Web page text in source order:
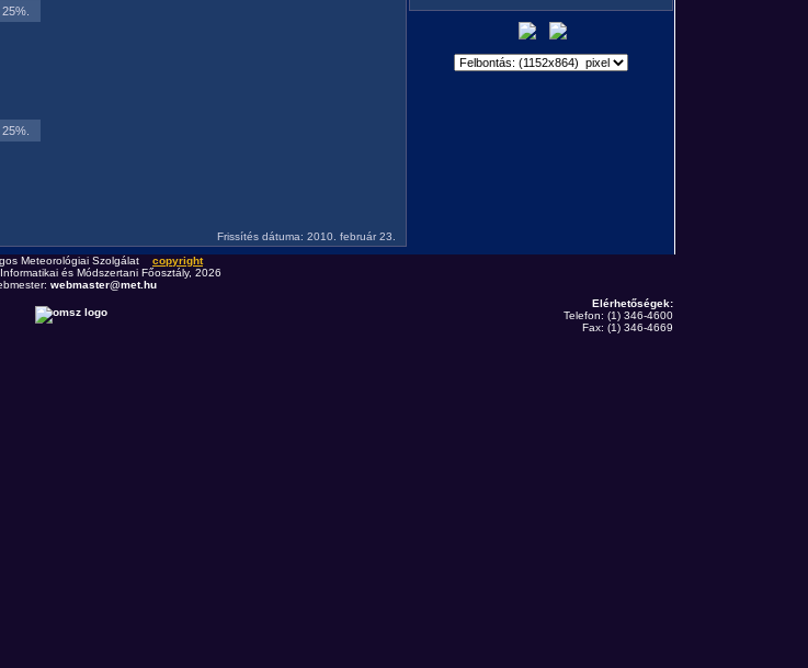
Frissítés dátuma: 2010. február 23.
Meteorológiai Szolgálat copyright
és Módszertani Főosztály, 2026
webmaster@met.hu
Elérhetőségek:
Telefon: (1) 346-4600
Fax: (1) 346-4669